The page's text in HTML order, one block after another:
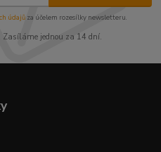
údajůza účelem rozesílky newsletteru.
Zasíláme jednou za 14 dní.